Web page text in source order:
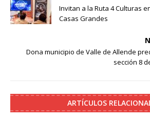
Invitan a la Ruta 4 Culturas
Casas Grandes
Dona municipio de Valle de Allende
sección 8
ARTÍCULOS